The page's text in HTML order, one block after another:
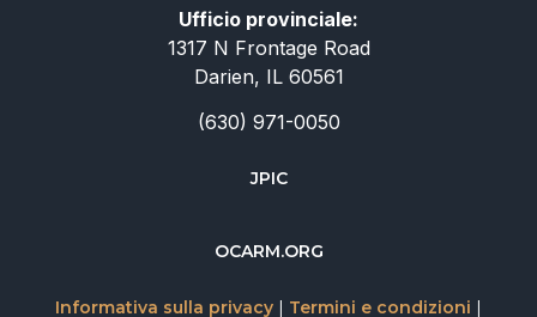
Ufficio provinciale:
1317 N Frontage Road
Darien, IL 60561
(630) 971-0050
JPIC
OCARM.ORG
Informativa sulla privacy | Termini e condizioni |